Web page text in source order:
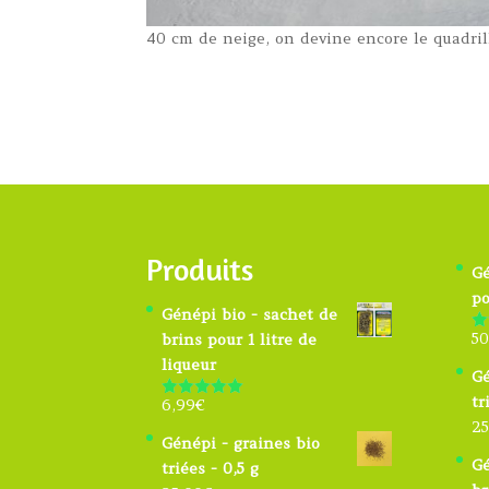
40 cm de neige, on devine encore le
Produits
Génépi bio - sachet de
brins pour 1 litre de
liqueur
Note4.91
6,99€
Génépi - graines bio
triées - 0,5 g